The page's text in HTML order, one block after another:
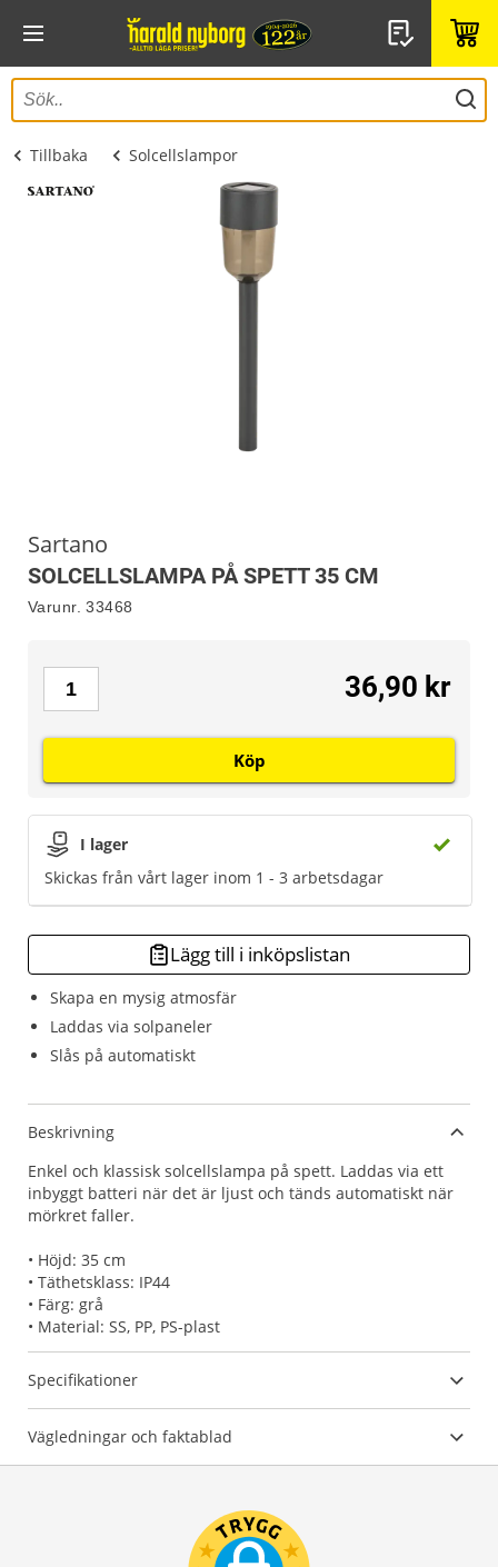
Tillbaka Solcellslampor
Sartano
SOLCELLSLAMPA PÅ SPETT 35 CM
Varunr. 33468
Skapa en mysig atmosfär
Laddas via solpaneler
Slås på automatiskt
I lager
Skickas från vårt lager inom 1 - 3 arbetsdagar
36,90 kr
Köp
Lägg till i inköpslistan
Beskrivning
Enkel och klassisk solcellslampa på spett. Laddas via ett
inbyggt batteri när det är ljust och tänds automatiskt när
mörkret faller.
• Höjd: 35 cm
• Täthetsklass: IP44
• Färg: grå
• Material: SS, PP, PS-plast
Specifikationer
Vägledningar och faktablad